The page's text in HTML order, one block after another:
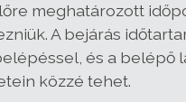
meghatározott
A bejárás
és a belépő
közzé tehet.